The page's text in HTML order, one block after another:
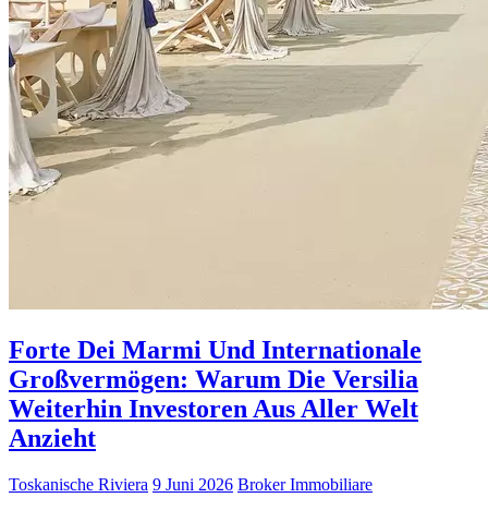
Forte Dei Marmi Und Internationale
Großvermögen: Warum Die Versilia
Weiterhin Investoren Aus Aller Welt
Anzieht
Toskanische Riviera 9 Juni 2026 Broker Immobiliare